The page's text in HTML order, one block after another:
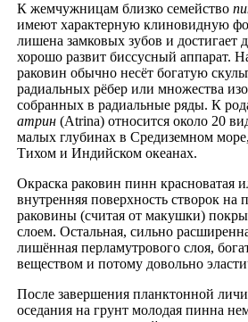
К жемчужницам близко семейство
имеют характерную клиновидную
лишена замковых зубов и
хорошо развит биссусный аппарат.
раковин обычно несёт богатую
радиальных рёбер или множества
собранных в радиальные ряды. К
атрин (Atrina) относится около 20
малых глубинах в Средиземном
Тихом и Индийском океанах.
Окраска раковин пинн красноватая
внутренняя поверхность створок
раковины (считая от макушки)
слоем. Остальная, сильно
лишённая перламутрового слоя,
веществом и потому довольно
После завершения планктонной
оседания на грунт молодая пинна